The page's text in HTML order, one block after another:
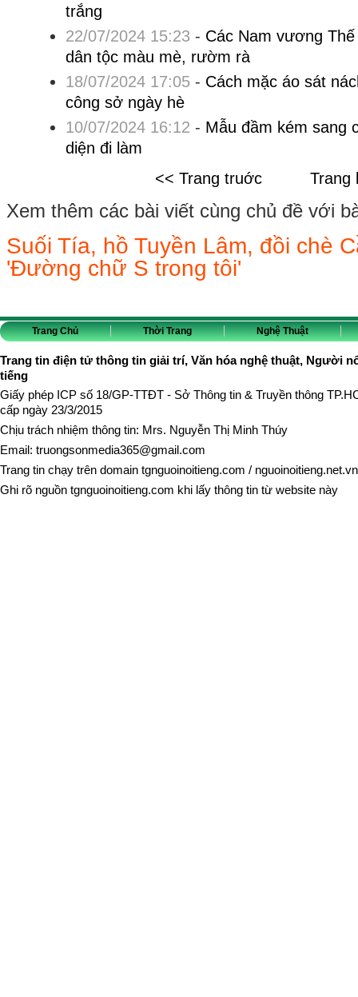
trắng
22/07/2024 15:23 - Các Nam vương
dân tộc màu mè, rườm rà
18/07/2024 17:05- Cách mặc áo sát
công sở ngày hè
10/07/2024 16:12 - Mẫu đầm kém sang
diện đi làm
<< Trang truớc
Trang
Xem thêm các bài viết cùng chủ đề với
Suối Tía, hồ Tuyền Lâm, đồi chè
'Đường chữ S trong tôi'
Trang Chủ Thời Trang Nghệ Thuật
Trang tin điện tử thông tin giải trí, Văn hóa nghệ thuật, Người
tiếng
Giấy phép ICP số 18/GP-TTĐT - Sở Thông tin & Truyền thông
cấp ngày 23/3/2015
Chịu trách nhiệm thông tin: Mrs. Nguyễn Thị Minh Thúy
Email: truongsonmedia365@gmail.com
Trang tin chạy trên domain tgnguoinoitieng.com / nguoinoitieng.net.vn
Ghi rõ nguồn tgnguoinoitieng.com khi lấy thông tin từ website này